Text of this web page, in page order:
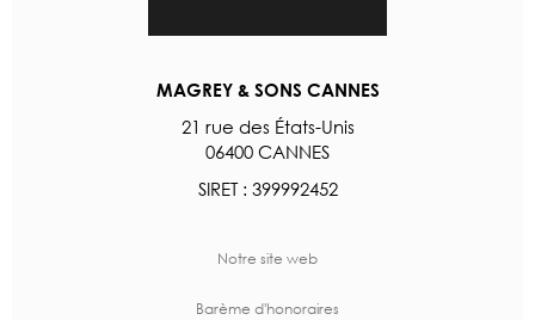
MAGREY & SONS CANNES
21 rue des États-Unis
06400 CANNES
SIRET : 399992452
Notre site web
Barème d'honoraires